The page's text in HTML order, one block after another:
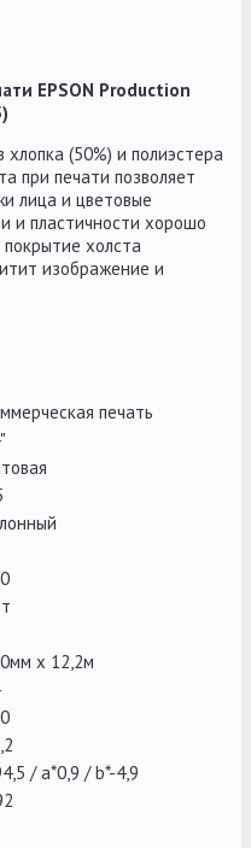
EPSON Production
(50%) и полиэстера
при печати позволяет
лица и цветовые
и пластичности хорошо
холста
изображение и
печать
x 12,2м
/ a*0,9 / b*-4,9